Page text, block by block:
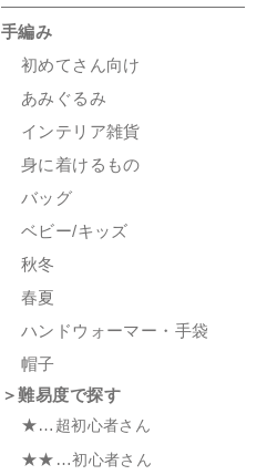
手編み
初めてさん向け
あみぐるみ
インテリア雑貨
身に着けるもの
バッグ
ベビー/キッズ
秋冬
春夏
ハンドウォーマー・手袋
帽子
＞難易度で探す
★… 超初心者さん
★★…初心者さん